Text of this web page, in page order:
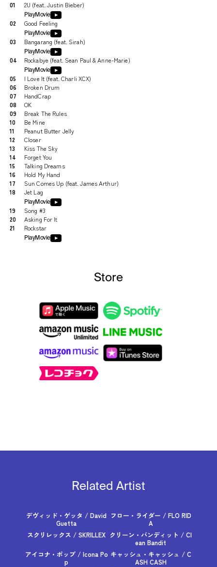
01 2U (feat. Justin Bieber)
PlayMovie
02 Good Feeling
PlayMovie
03 Bangarang (feat. Sirah)
PlayMovie
04 Rockabye (feat. Sean Paul & Anne-Marie)
PlayMovie
05
I Love It (feat. Charli XCX)
06
Broken Drum
07
HandCrap
08
OK
09
Break The Rules
10
Be Mine
11
Peanut Butter Jelly
12
Closer
13
Kiss The Sky
14
Forget You
15
Talking Dreams
16
Hold My Hand
17
Sun Comes Up (feat. James Arthur)
18
Jet Lag
PlayMovie
19
Song #3
20
Asking For It
21
Rockstar
PlayMovie
Store
Related Artist
デヴィッド・ゲッタ / David
Guetta
フロー・ライダー / FLO RID
A
スクリレックス / SKRILLEX クリーン・バンディット / Cl
ean Bandit
アイコナ・ポップ / Icona Po
p
キャッシュ・キャッシュ / C
ASH CASH